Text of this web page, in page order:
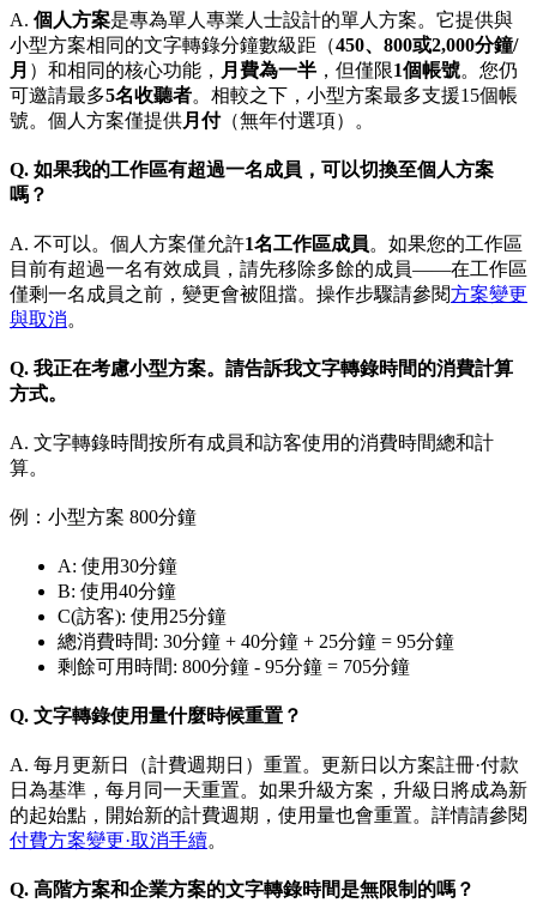
A. 個人方案是專為單人專業人士設計的單人方案。它提供與
小型方案相同的文字轉錄分鐘數級距（450、800或2,000分鐘/
月 ）和相同的核心功能， 月費為一半 ，但僅限1個帳號。您仍
可邀請最多5名收聽者。相較之下，小型方案最多支援15個帳
號。個人方案僅提供月付（無年付選項）。
Q. 如果我的工作區有超過一名成員，可以切換至個人方案
嗎？
A. 不可以。個人方案僅允許1名工作區成員。如果您的工作區
目前有超過一名有效成員，請先移除多餘的成員——在工作區
僅剩一名成員之前，變更會被阻擋。操作步驟請參閱方案變更
與取消。
Q. 我正在考慮小型方案。請告訴我文字轉錄時間的消費計算
方式。
A. 文字轉錄時間按所有成員和訪客使用的消費時間總和計
算。
例：小型方案 800分鐘
A: 使用30分鐘
B: 使用40分鐘
C(訪客): 使用25分鐘
總消費時間: 30分鐘 + 40分鐘 + 25分鐘 = 95分鐘
剩餘可用時間: 800分鐘 - 95分鐘 = 705分鐘
Q. 文字轉錄使用量什麼時候重置？
A. 每月更新日（計費週期日）重置。更新日以方案註冊·付款
日為基準，每月同一天重置。如果升級方案，升級日將成為新
的起始點，開始新的計費週期，使用量也會重置。詳情請參閱
付費方案變更·取消手續。
Q. 高階方案和企業方案的文字轉錄時間是無限制的嗎？